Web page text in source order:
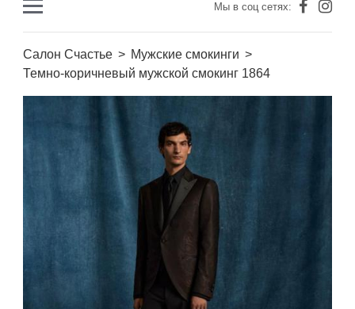
Мы в соц сетях:
Салон Счастье
Мужские смокинги
Темно-коричневый мужской смокинг 1864